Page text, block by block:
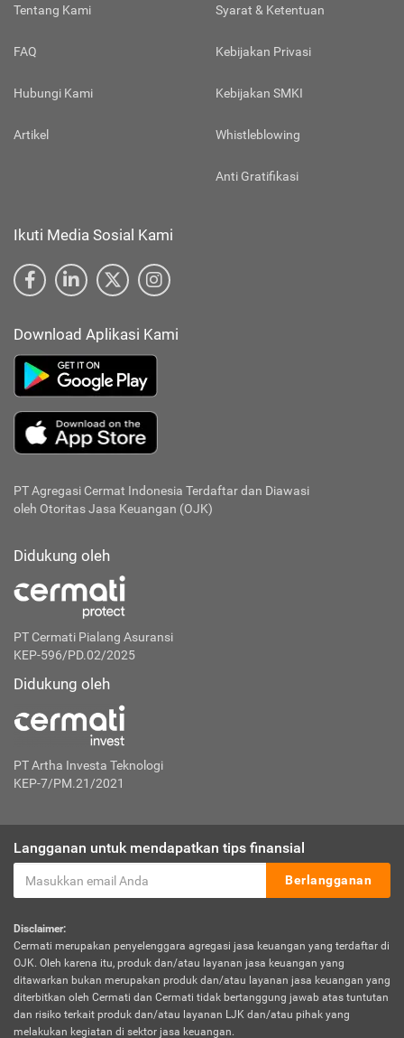
Tentang Kami
FAQ
Hubungi Kami
Artikel
Syarat & Ketentuan
Kebijakan Privasi
Kebijakan SMKI
Whistleblowing
Anti Gratifikasi
Ikuti Media Sosial Kami
Download Aplikasi Kami
PT Agregasi Cermat Indonesia Terdaftar dan Diawasi
oleh Otoritas Jasa Keuangan (OJK)
Didukung oleh
PT Cermati Pialang Asuransi
KEP-596/PD.02/2025
Didukung oleh
PT Artha Investa Teknologi
KEP-7/PM.21/2021
Langganan untuk mendapatkan tips finansial
Berlangganan
Disclaimer:
Cermati merupakan penyelenggara agregasi jasa keuangan yang terdaftar di
OJK. Oleh karena itu, produk dan/atau layanan jasa keuangan yang
ditawarkan bukan merupakan produk dan/atau layanan jasa keuangan yang
diterbitkan oleh Cermati dan Cermati tidak bertanggung jawab atas tuntutan
dan risiko terkait produk dan/atau layanan LJK dan/atau pihak yang
melakukan kegiatan di sektor jasa keuangan.